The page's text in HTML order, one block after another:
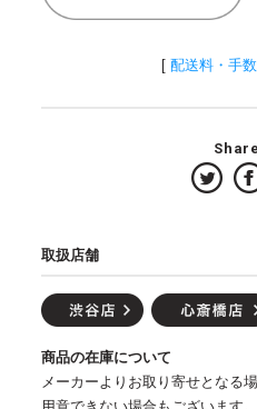
[ 配送料・手
取扱店舗
商品の在庫について
メーカーよりお取り寄せとなる